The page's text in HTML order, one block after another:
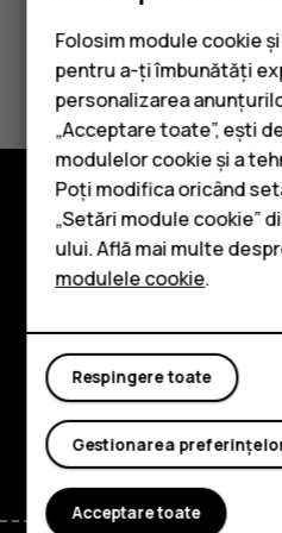
Telefoane
Accesorii
Tablete
Considerați utile
Da Nu
Explorează
Despre
Planet and people
Asistență
FacebookInstagram
Tiktok
Folosim module cookie
pentru a-ți îmbunătăți
personalizarea
„Acceptare toate”, ești
modulelor cookie și a
Poți modifica oricând
„Setări module cookie”
ului. Află mai multe
modulele cookie.
Respingere toate
Gestionarea
Acceptare toate